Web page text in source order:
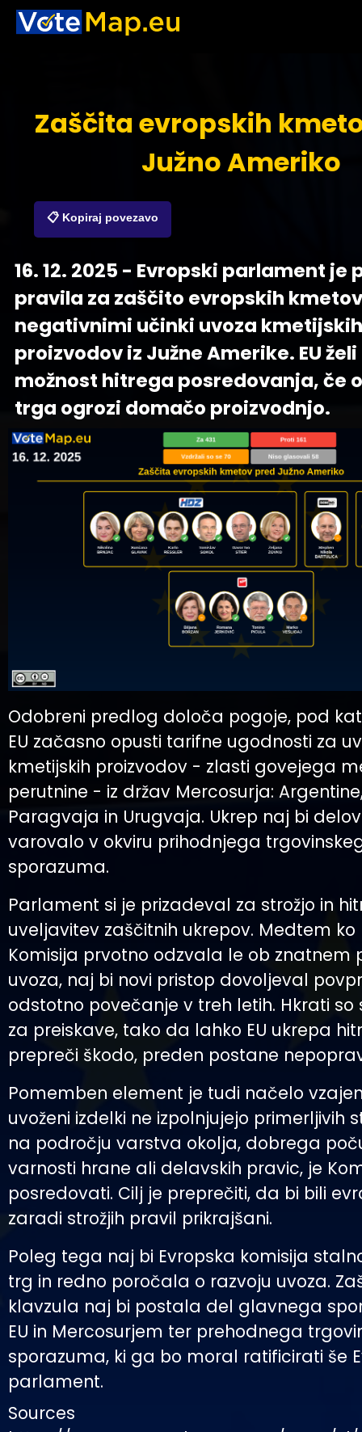
Zaščita evropskih
Južno Ameriko
📋 Kopiraj povezavo
16. 12. 2025 - Evropski parlament je
pravila za zaščito evropskih
negativnimi učinki uvoza kmetijskih
proizvodov iz Južne Amerike. EU
možnost hitrega posredovanja, če
trga ogrozi domačo proizvodnjo.
Odobreni predlog določa pogoje, pod
EU začasno opusti tarifne ugodnosti za
kmetijskih proizvodov - zlasti govejega
perutnine - iz držav Mercosurja:
Paragvaja in Urugvaja. Ukrep naj bi
varovalo v okviru prihodnjega
sporazuma.
Parlament si je prizadeval za strožjo in
uveljavitev zaščitnih ukrepov. Medtem ko
Komisija prvotno odzvala le ob znatnem
uvoza, naj bi novi pristop dovoljeval
odstotno povečanje v treh letih. Hkrati so
za preiskave, tako da lahko EU ukrepa
prepreči škodo, preden postane
Pomemben element je tudi načelo
uvoženi izdelki ne izpolnjujejo primerljivih
na področju varstva okolja, dobrega
varnosti hrane ali delavskih pravic, je
posredovati. Cilj je preprečiti, da bi bili
zaradi strožjih pravil prikrajšani.
Poleg tega naj bi Evropska komisija
trg in redno poročala o razvoju uvoza.
klavzula naj bi postala del glavnega
EU in Mercosurjem ter prehodnega
sporazuma, ki ga bo moral ratificirati še
parlament.
Sources